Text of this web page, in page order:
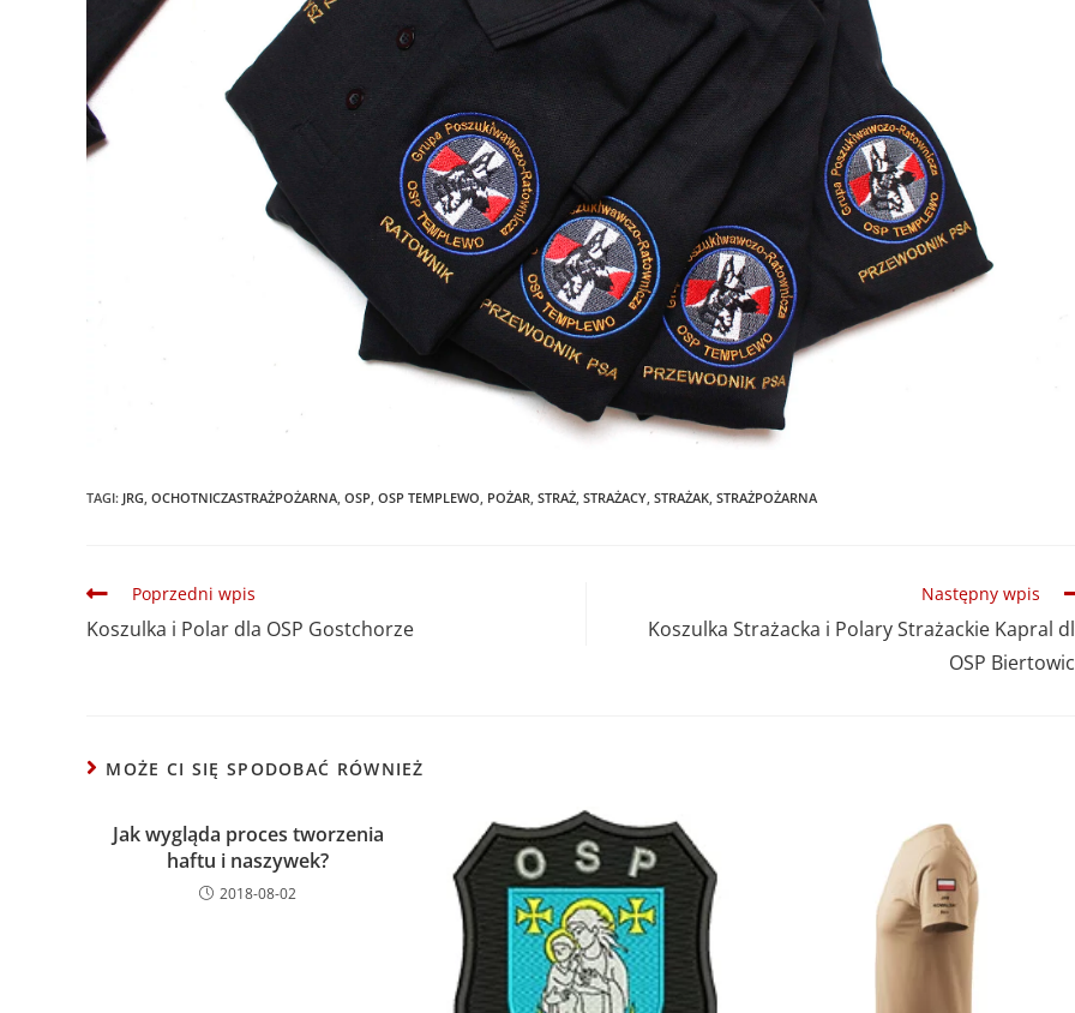
TAGI: JRG, OCHOTNICZASTRAŻPOŻARNA, OSP, OSP TEMPLEWO, POŻAR, STRAŻ, STRAŻACY, STRAŻAK, STRAŻPOŻARNA
Poprzedni wpis
Koszulka i Polar dla OSP Gostchorze
Następny wpis
Koszulka Strażacka i Polary Strażackie Kapral
OSP
MOŻE CI SIĘ SPODOBAĆ RÓWNIEŻ
Jak wygląda proces tworzenia
haftu i naszywek?
2018-08-02